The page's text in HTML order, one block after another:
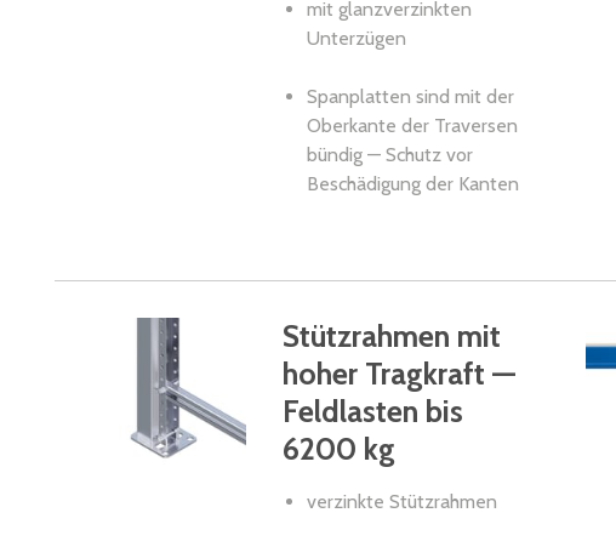
mit glanzverzinkten
Unterzügen
Spanplatten sind mit der
Oberkante der Traversen
bündig — Schutz vor
Beschädigung der Kanten
Stützrahmen mit
hoher Tragkraft —
Feldlasten bis
6200 kg
verzinkte Stützrahmen